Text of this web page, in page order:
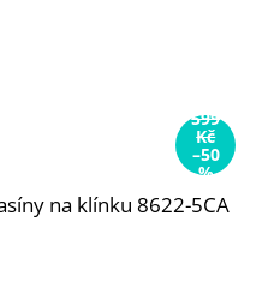
599
Kč
–50
%
na klínku 8622-5CA